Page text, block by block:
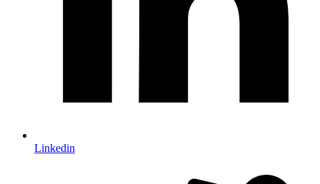
Linkedin